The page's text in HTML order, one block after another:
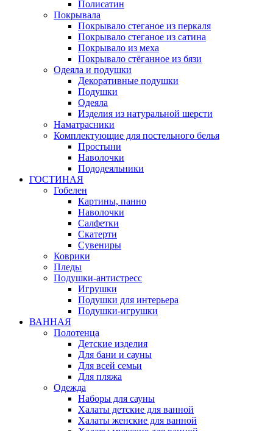
Полисатин
Покрывала
Покрывало стеганое из перкаля
Покрывало стеганое из сатина
Покрывало из меха
Покрывало стёганное из бязи
Одеяла и подушки
Декоративные подушки
Подушки
Одеяла
Изделия из натуральной шерсти
Наматраcники
Комплектующие для постельного белья
Простыни
Наволочки
Пододеяльники
ГОСТИНАЯ
Гобелен
Картины, панно
Наволочки
Салфетки
Скатерти
Сувениры
Коврики
Пледы
Подушки-антистресс
Игрушки
Подушки для интерьера
Подушки-игрушки
ВАННАЯ
Полотенца
Детские изделия
Для бани и сауны
Для всей семьи
Для пляжа
Одежда
Наборы для сауны
Халаты детские для ванной
Халаты женские для ванной